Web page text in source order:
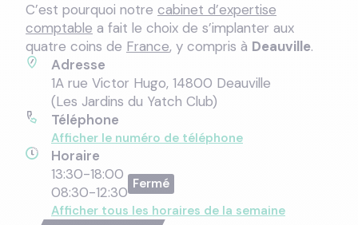
C’est pourquoi notre cabinet d’expertise
comptable a fait le choix de s’implanter aux
quatre coins de France, y compris à Deauville.
Adresse
1A rue Victor Hugo, 14800 Deauville
(Les Jardins du Yatch Club)
Téléphone
Afficher le numéro de téléphone
Horaire
13:30-18:00
08:30-12:30
Afficher tous les horaires de la semaine